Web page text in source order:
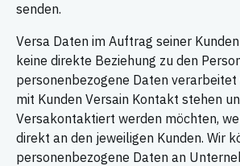
senden.
Versa Daten im Auftrag seiner
keine direkte Beziehung zu den
personenbezogene Daten verarbeitet
mit Kunden Versain Kontakt stehen
Versakontaktiert werden möchten,
direkt an den jeweiligen Kunden. Wir
personenbezogene Daten an